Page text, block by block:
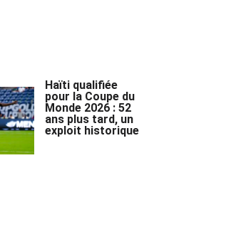
Haïti qualifiée
pour la Coupe du
Monde 2026 : 52
ans plus tard, un
exploit historique